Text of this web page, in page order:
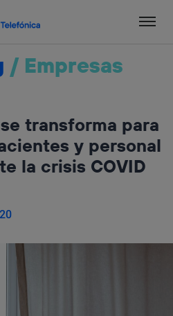
/ Empresas
transforma para
y personal
la crisis COVID